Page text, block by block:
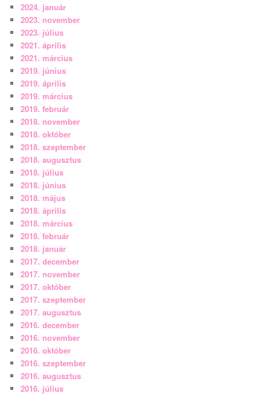
2024. január
2023. november
2023. július
2021. április
2021. március
2019. június
2019. április
2019. március
2019. február
2018. november
2018. október
2018. szeptember
2018. augusztus
2018. július
2018. június
2018. május
2018. április
2018. március
2018. február
2018. január
2017. december
2017. november
2017. október
2017. szeptember
2017. augusztus
2016. december
2016. november
2016. október
2016. szeptember
2016. augusztus
2016. július